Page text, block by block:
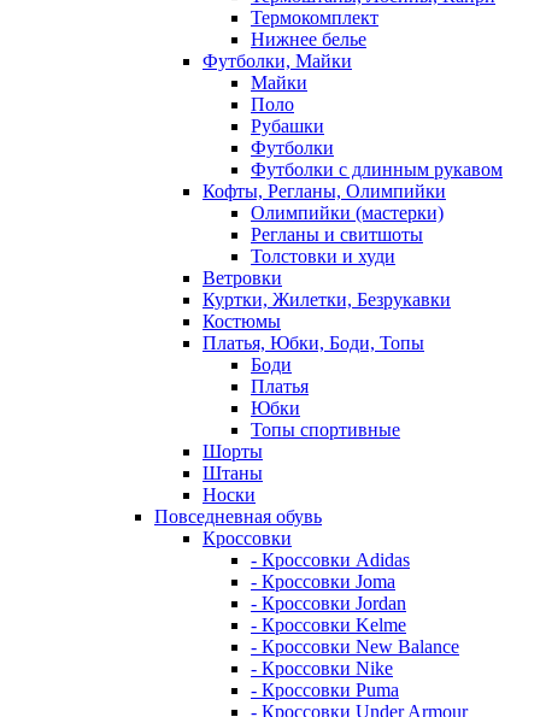
Термокомплект
Нижнее белье
Футболки, Майки
Майки
Поло
Рубашки
Футболки
Футболки с длинным рукавом
Кофты, Регланы, Олимпийки
Олимпийки (мастерки)
Регланы и свитшоты
Толстовки и худи
Ветровки
Куртки, Жилетки, Безрукавки
Костюмы
Платья, Юбки, Боди, Топы
Боди
Платья
Юбки
Топы спортивные
Шорты
Штаны
Носки
Повседневная обувь
Кроссовки
- Кроссовки Adidas
- Кроссовки Joma
- Кроссовки Jordan
- Кроссовки Kelme
- Кроссовки New Balance
- Кроссовки Nike
- Кроссовки Puma
- Кроссовки Under Armour